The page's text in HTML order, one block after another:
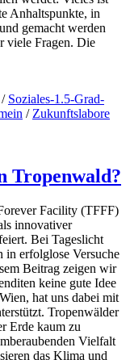
Anhaltspunkte, in
gemacht werden
viele Fragen. Die
/ Soziales-1.5-Grad-
/ Zukunftslabore
Tropenwald?
Facility (TFFF)
innovativer
Bei Tageslicht
in erfolglose Versuche
Beitrag zeigen wir
keine gute Idee
hat uns dabei mit
Tropenwälder
Erde kaum zu
Vielfalt
das Klima und